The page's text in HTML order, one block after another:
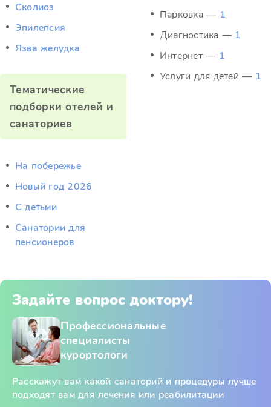
Сколиоз
Эпилепсия
Язва желудка
Тематические
подборки отелей и
санаториев
На побережье
Новый год 2026
С детьми
Санатории для
пенсионеров
Парковка — 1
Диагностика — 1
Интернет — 1
Услуги для детей — 1
Задайте вопрос доктору!
Профессиональные
специалисты
курортологи
Расскажут вам какой санаторий и процедуры лучше
подходят вам для лечения или реабилитации